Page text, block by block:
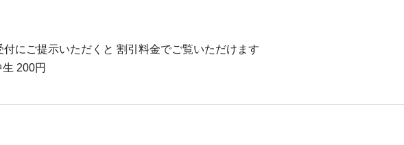
にご提示いただくと 割引料金でご覧いただけます
200円